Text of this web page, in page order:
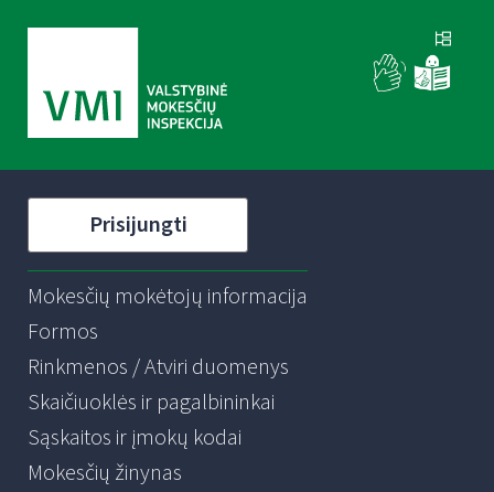
Prisijungti
Mokesčių mokėtojų informacija
Formos
Rinkmenos / Atviri duomenys
Skaičiuoklės ir pagalbininkai
Sąskaitos ir įmokų kodai
Mokesčių žinynas